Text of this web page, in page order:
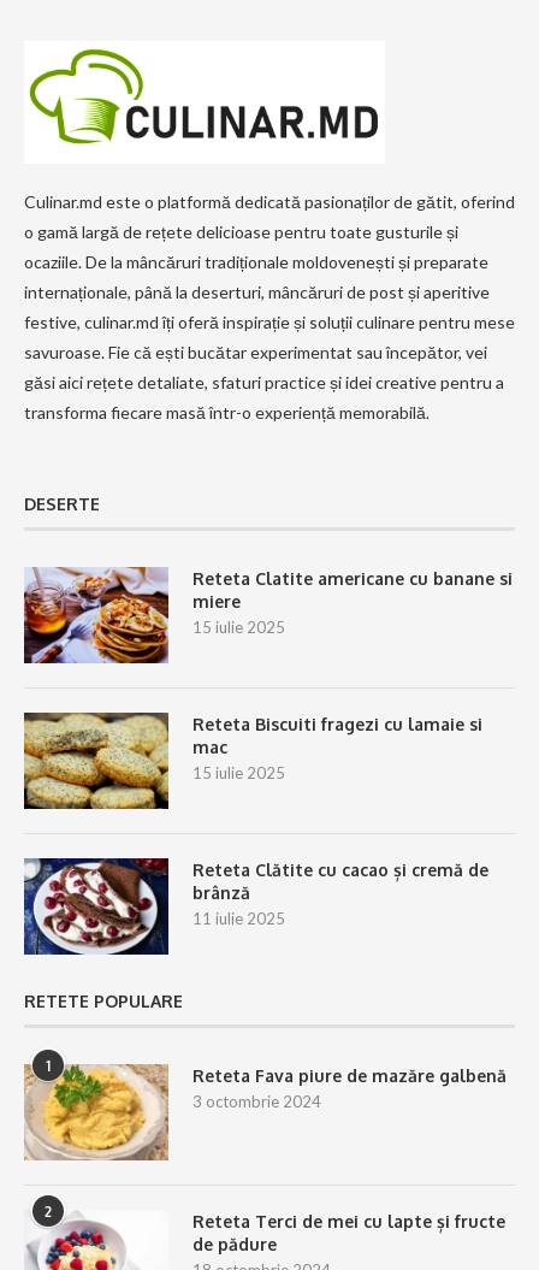
Culinar.md este o platformă dedicată pasionaților de gătit, oferind
o gamă largă de rețete delicioase pentru toate gusturile și
ocaziile. De la mâncăruri tradiționale moldovenești și preparate
internaționale, până la deserturi, mâncăruri de post și aperitive
festive, culinar.md îți oferă inspirație și soluții culinare pentru mese
savuroase. Fie că ești bucătar experimentat sau începător, vei
găsi aici rețete detaliate, sfaturi practice și idei creative pentru a
transforma fiecare masă într-o experiență memorabilă.
DESERTE
Reteta Clatite americane cu banane si
miere
15 iulie 2025
Reteta Biscuiti fragezi cu lamaie si
mac
15 iulie 2025
Reteta Clătite cu cacao și cremă de
brânză
11 iulie 2025
RETETE POPULARE
1
Reteta Fava piure de mazăre galbenă
3 octombrie 2024
2
Reteta Terci de mei cu lapte și fructe
de pădure